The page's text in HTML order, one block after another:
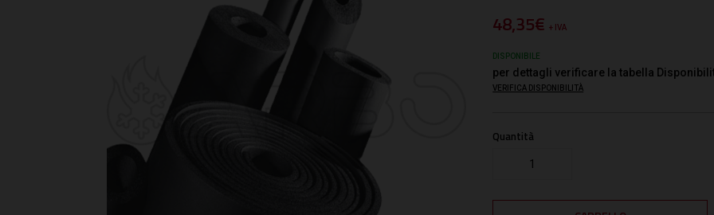
48,35€+ IVA
DISPONIBILE
per dettagli verificare la tabella
VERIFICA DISPONIBILITÀ
Quantità